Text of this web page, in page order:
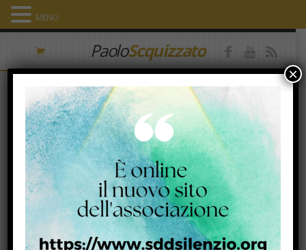
PaoloScquizzato
Audio year: 2017
‘Dal culto inutile all’uomo ferito!’
Una lettura del libro di Amos.
Parrocchia di San Raffaele Cimena
(19/10/17)
8 Novembre 2017
MENU
×